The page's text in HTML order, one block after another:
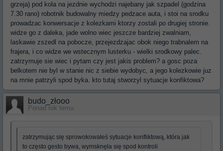
grzeja) pod kola na jezdnie wychodzi najebany jak szpadel (godzina
7.30 rano) robotnik budowalny miedzy pedzace auta, i stoi na srodku
prowadzac konwersacje z kolezkami ktorzy zostali po drugiej stronie.
widze go z daleka, jade wolno wiec jeszcze bardziej zwalniam,
laskawie zszedl na pobocze, przejezdzajac obok niego trabnalem na
frajera, i co widze we wstecznym lusterku - wielki srodkowy palec.
zatrzymuje sie wiec i pytam czy jest jakis problem? a gosc poza
belkotem nie byl w stanie nic z siebie wydobyc, a jego kolezkowie juz
na mnie patrzyli spod byka. kto tutaj stworzyl sytuacje konfiktowa?
budo_złooo
Ponad rok temu
zatrzymując się sprowokowałeś sytuacje konfliktową, która jak
to często gesto bywa, wymsknęła się spod kontroli